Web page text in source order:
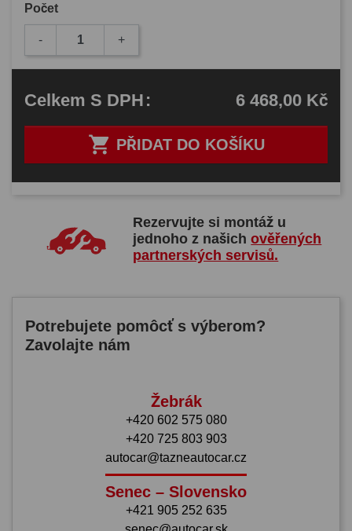
Počet
- +
 PŘIDAT DO KOŠÍKU
Celkem S DPH: 6 468,00 Kč
Rezervujte si montáž u
jednoho z našichověřených
partnerských servisů.
Potrebujete pomôcť s výberom?
Zavolajte nám
Žebrák
+420 602 575 080
+420 725 803 903
autocar@tazneautocar.cz
Senec – Slovensko
+421 905 252 635